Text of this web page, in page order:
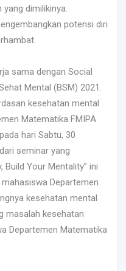
dimilikinya.
potensi diri
sama dengan Social
Mental (BSM) 2021.
kesehatan mental
Matematika FMIPA
hari Sabtu, 30
seminar yang
Build Your Mentality” ini
Departemen
kesehatan mental
masalah kesehatan
Departemen Matematika